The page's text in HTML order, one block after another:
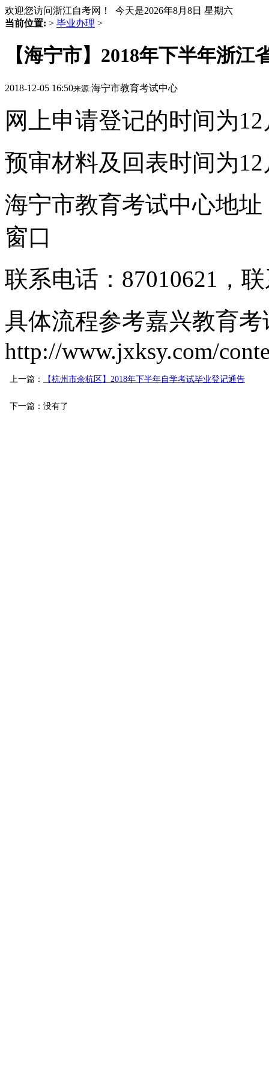
欢迎您访问浙江自考网！ 今天是2026年8月8日 星期六
当前位置: > 毕业办理 >
【海宁市】2018年下半年浙
2018-12-05 16:50来源:海宁市教育考试中心
网上申请登记的时间为
预审材料及回表时间为
海宁市教育考试中心地
窗口
联系电话：87010621，
具体流程参考嘉兴教育
http://www.jxksy.com/
上一篇： 【杭州市余杭区】2018年下半年自学考试毕业登记通告
下一篇：没有了